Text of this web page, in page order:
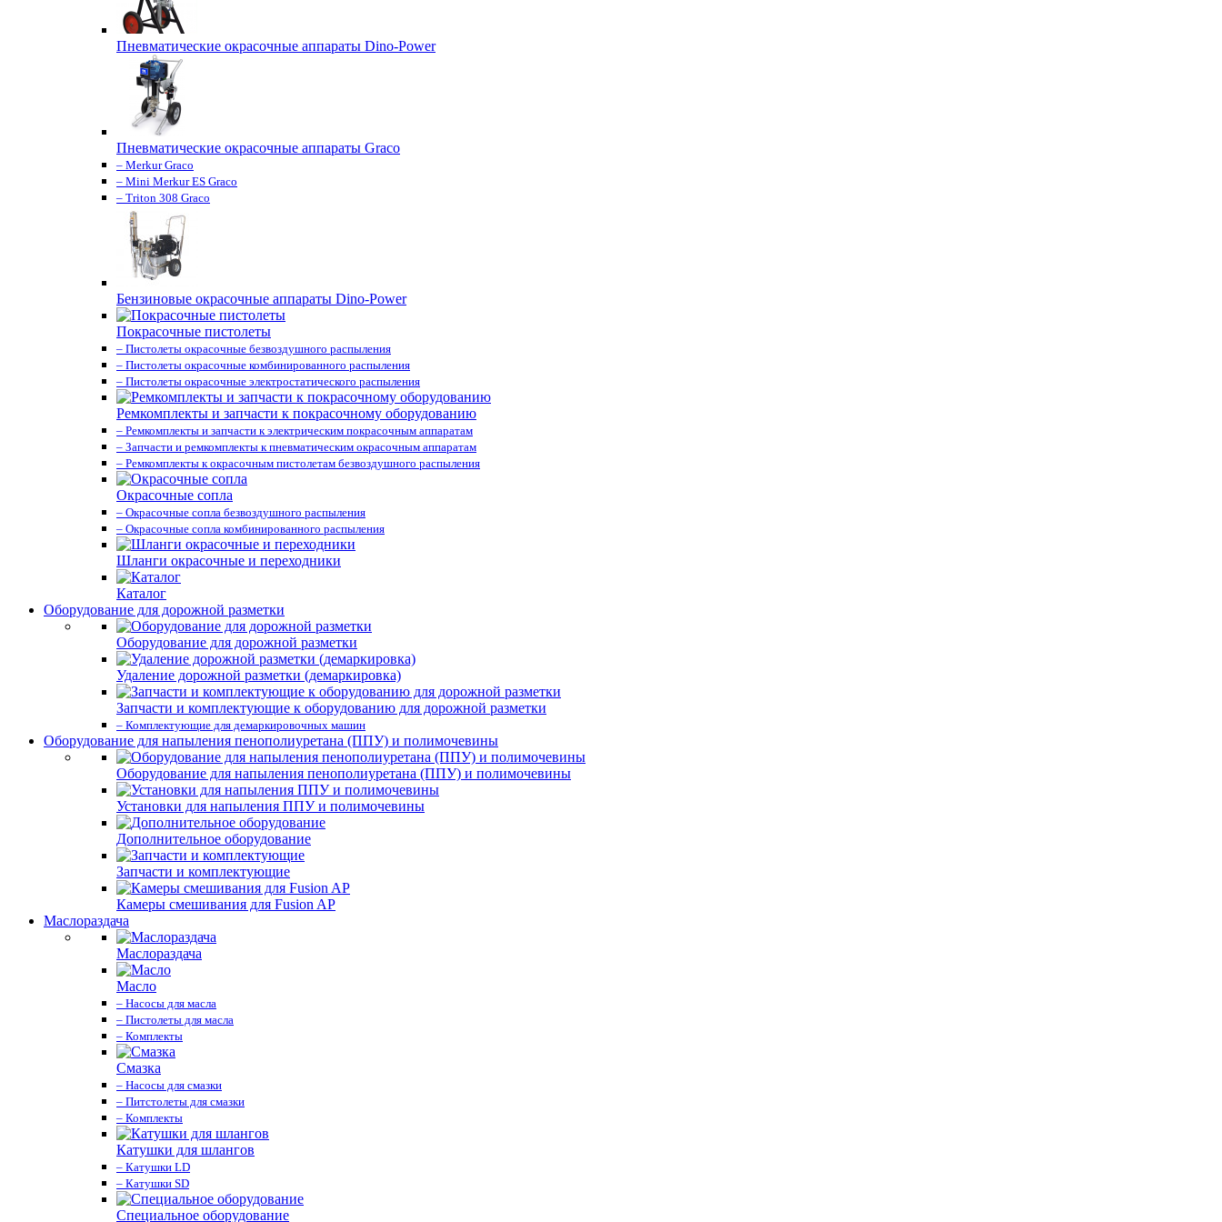
Пневматические окрасочные аппараты Dino-Power
Пневматические окрасочные аппараты Graco
– Merkur Graco
– Mini Merkur ES Graco
– Triton 308 Graco
Бензиновые окрасочные аппараты Dino-Power
Покрасочные пистолеты
– Пистолеты окрасочные безвоздушного распыления
– Пистолеты окрасочные комбинированного распыления
– Пистолеты окрасочные электростатического распыления
Ремкомплекты и запчасти к покрасочному оборудованию
– Ремкомплекты и запчасти к электрическим покрасочным аппаратам
– Запчасти и ремкомплекты к пневматическим окрасочным аппаратам
– Ремкомплекты к окрасочным пистолетам безвоздушного распыления
Окрасочные сопла
– Окрасочные сопла безвоздушного распыления
– Окрасочные сопла комбинированного распыления
Шланги окрасочные и переходники
Каталог
Оборудование для дорожной разметки
Оборудование для дорожной разметки
Удаление дорожной разметки (демаркировка)
Запчасти и комплектующие к оборудованию для дорожной разметки
– Комплектующие для демаркировочных машин
Оборудование для напыления пенополиуретана (ППУ) и полимочевины
Оборудование для напыления пенополиуретана (ППУ) и полимочевины
Установки для напыления ППУ и полимочевины
Дополнительное оборудование
Запчасти и комплектующие
Камеры смешивания для Fusion AP
Маслораздача
Маслораздача
Масло
– Насосы для масла
– Пистолеты для масла
– Комплекты
Смазка
– Насосы для смазки
– Питстолеты для смазки
– Комплекты
Катушки для шлангов
– Катушки LD
– Катушки SD
Специальное оборудование